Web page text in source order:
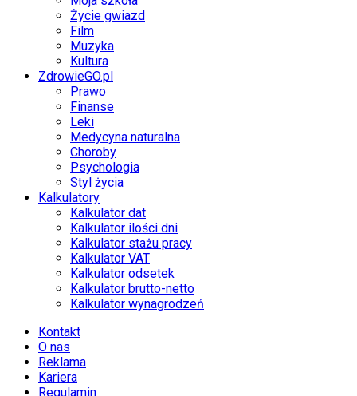
Życie gwiazd
Film
Muzyka
Kultura
ZdrowieGO.pl
Prawo
Finanse
Leki
Medycyna naturalna
Choroby
Psychologia
Styl życia
Kalkulatory
Kalkulator dat
Kalkulator ilości dni
Kalkulator stażu pracy
Kalkulator VAT
Kalkulator odsetek
Kalkulator brutto-netto
Kalkulator wynagrodzeń
Kontakt
O nas
Reklama
Kariera
Regulamin